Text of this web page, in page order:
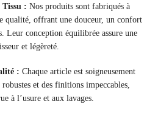
: Nos produits sont fabriqués à
qualité, offrant une douceur, un confort
Leur conception équilibrée assure une
et légèreté.
: Chaque article est soigneusement
et des finitions impeccables,
à l’usure et aux lavages.